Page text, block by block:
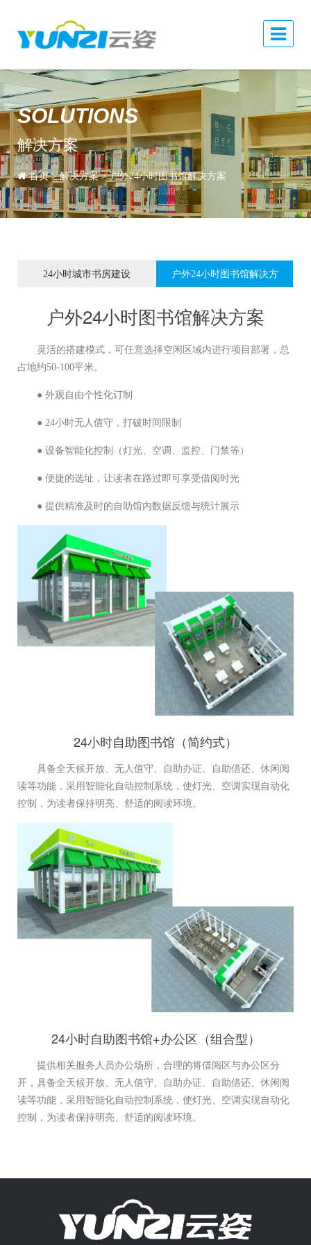
SOLUTIONS
解决方案
首页>解决方案>户外24小时图书馆解决方案
24小时城市书房建设 户外24小时图书馆解决方
户外24小时图书馆解决方案
灵活的搭建模式，可任意选择空闲区域内进行项目部署，总
占地约50-100平米。
● 外观自由个性化订制
● 24小时无人值守，打破时间限制
● 设备智能化控制（灯光、空调、监控、门禁等）
● 便捷的选址，让读者在路过即可享受借阅时光
● 提供精准及时的自助馆内数据反馈与统计展示
24小时自助图书馆（简约式）
具备全天候开放、无人值守、自助办证、自助借还、休闲阅
读等功能，采用智能化自动控制系统，使灯光、空调实现自动化
控制，为读者保持明亮、舒适的阅读环境。
24小时自助图书馆+办公区（组合型）
提供相关服务人员办公场所，合理的将借阅区与办公区分
开，具备全天候开放、无人值守、自助办证、自助借还、休闲阅
读等功能，采用智能化自动控制系统，使灯光、空调实现自动化
控制，为读者保持明亮、舒适的阅读环境。